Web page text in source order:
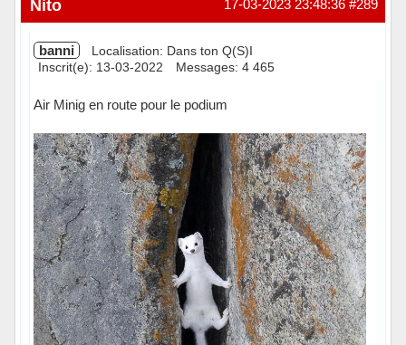
#289
17-03-2023 23:48:36
Nito
banni
Localisation: Dans ton Q(S)I
Inscrit(e): 13-03-2022
Messages: 4 465
Air Minig en route pour le podium